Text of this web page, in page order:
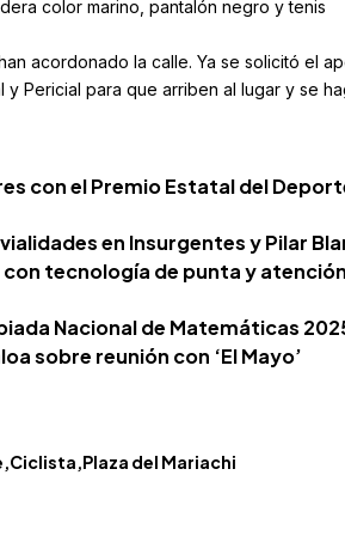
color marino, pantalón negro y tenis
acordonado la calle. Ya se solicitó el
y Pericial para que arriben al lugar y se
con el Premio Estatal del
en Insurgentes y Pilar
tecnología de punta y atención
Nacional de Matemáticas
sobre reunión con ‘El Mayo’
Ciclista Plaza del Mariachi